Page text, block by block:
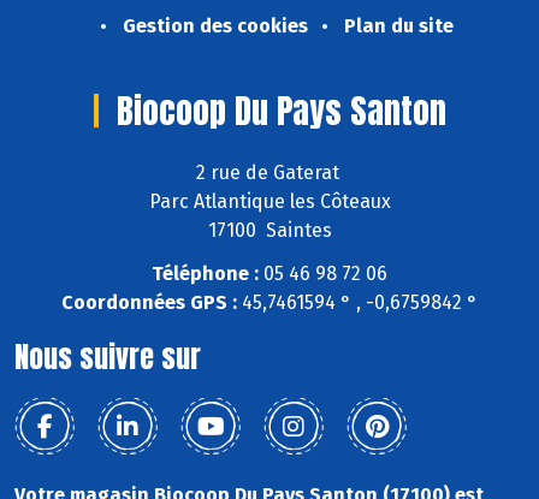
Gestion des cookies
Plan du site
Biocoop Du Pays Santon
2 rue de Gaterat
Parc Atlantique les Côteaux
17100 Saintes
Téléphone : 05 46 98 72 06
Coordonnées GPS : 45,7461594 ° , -0,6759842 °
Nous suivre sur